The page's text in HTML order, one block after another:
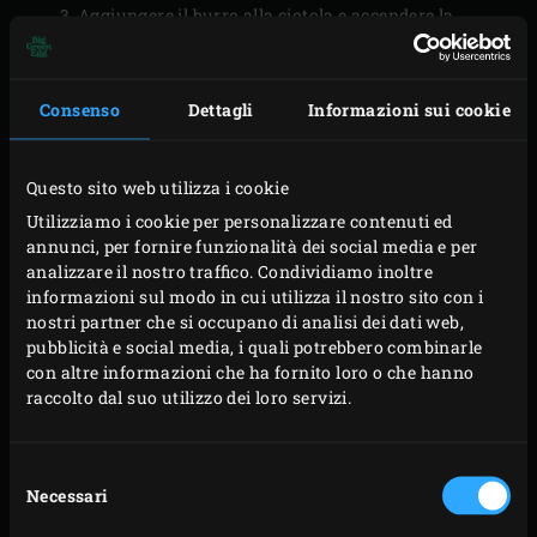
Consenso Dettagli Informazioni sui cookie
Questo sito web utilizza i cookie
Utilizziamo i cookie per personalizzare contenuti ed
annunci, per fornire funzionalità dei social media e per
analizzare il nostro traffico. Condividiamo inoltre
informazioni sul modo in cui utilizza il nostro sito con i
nostri partner che si occupano di analisi dei dati web,
pubblicità e social media, i quali potrebbero combinarle
con altre informazioni che ha fornito loro o che hanno
raccolto dal suo utilizzo dei loro servizi.
delNecessari
Aggiungere il burro alla ciotola e accendere la
macchina; lasciare che si mescoli fino a che non sia
aspettare che siano mescolati in tutto l’impasto.
la ciotola con una pellicola trasparente e lasciar
lievitare l’impasto per 30 minuti.
Infarinare leggermente il piano di lavoro. Mettere la
pasta e spingere verso il basso per far uscire l’aria.
Piegare quattro angoli di pasta verso il centro, in
modo da formare una specie di busta. Poi coprire di
nuovo l’impasto con la pellicola trasparente e
di farina a circa 1 cm di spessore, poi spolverare con
la farina. Con un tagliabiscotti a forma di cuore (di